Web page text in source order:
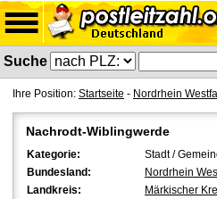
Suche
Ihre Position: Startseite - Nordrhein
Nachrodt-Wiblingwerde
Kategorie:
Stadt /
Bundesland:
Nordrhein
Landkreis:
Märkischer